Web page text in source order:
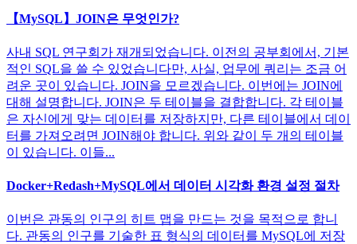
【MySQL】JOIN은 무엇인가?
사내 SQL 연구회가 재개되었습니다. 이전의 공부회에서, 기본
적인 SQL을 쓸 수 있었습니다만, 사실, 업무에 쿼리는 조금 어
려운 곳이 있습니다. JOIN을 모르겠습니다. 이번에는 JOIN에
대해 설명합니다. JOIN은 두 테이블을 결합합니다. 각 테이블
은 자신에게 맞는 데이터를 저장하지만, 다른 테이블에서 데이
터를 가져오려면 JOIN해야 합니다. 위와 같이 두 개의 테이블
이 있습니다. 이들...
Docker+Redash+MySQL에서 데이터 시각화 환경 설정 절차
이번은 관동의 인구의 히트 맵을 만드는 것을 목적으로 합니
다. 관동의 인구를 기술한 표 형식의 데이터를 MySQL에 저장